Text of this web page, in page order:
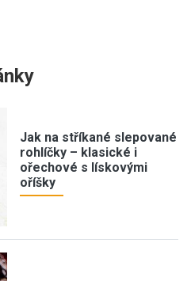
Jak na stříkané slepované
rohlíčky – klasické i
ořechové s lískovými
oříšky